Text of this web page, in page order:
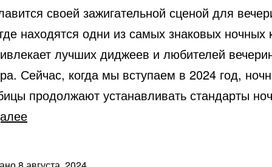
своей зажигательной сценой для
находятся одни из самых знаковых ночных
лучших диджеев и любителей
Сейчас, когда мы вступаем в 2024 год,
продолжают устанавливать стандарты
Лучшие